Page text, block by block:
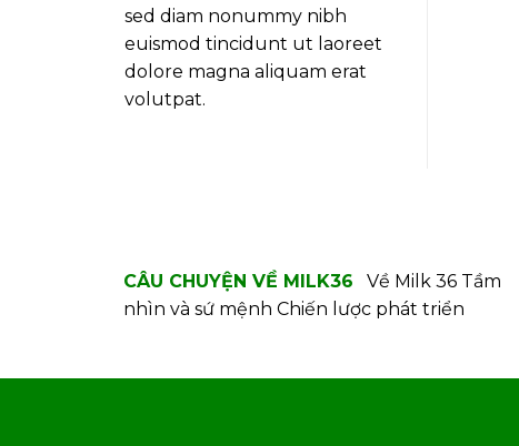
sed diam nonummy nibh
euismod tincidunt ut laoreet
dolore magna aliquam erat
volutpat.
CÂU CHUYỆN VỀ MILK36 Về Milk 36 Tầm
nhìn và sứ mệnh Chiến lược phát triển